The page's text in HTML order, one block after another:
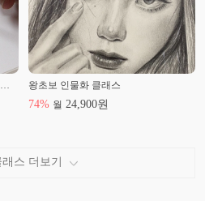
왕초보 인물화 클래스
74% 월 24,900원
스 더보기